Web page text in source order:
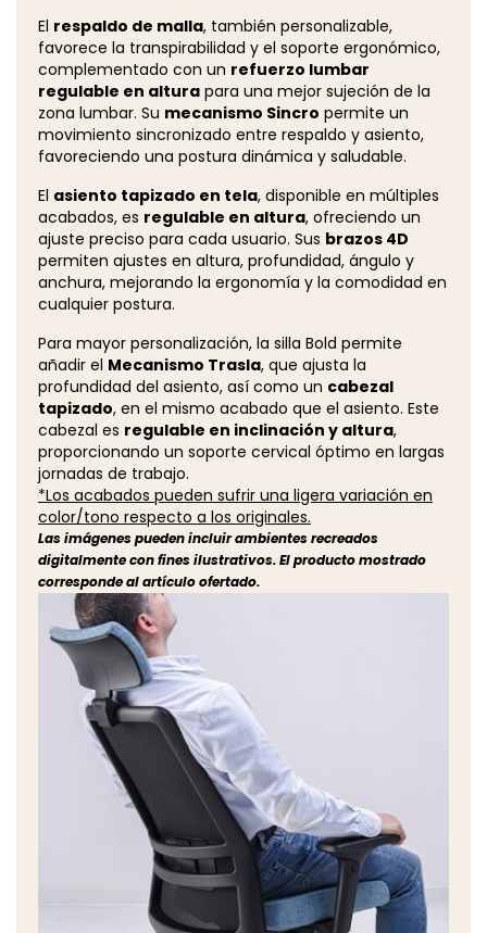
El respaldo de malla, también personalizable,
favorece la transpirabilidad y el soporte ergonómico,
complementado con un refuerzo lumbar
regulable en altura para una mejor sujeción de la
zona lumbar. Su mecanismo Sincro permite un
movimiento sincronizado entre respaldo y asiento,
favoreciendo una postura dinámica y saludable.
El asiento tapizado en tela, disponible en múltiples
acabados, es regulable en altura, ofreciendo un
ajuste preciso para cada usuario. Sus brazos 4D
permiten ajustes en altura, profundidad, ángulo y
anchura, mejorando la ergonomía y la comodidad en
cualquier postura.
Para mayor personalización, la silla Bold permite
añadir el Mecanismo Trasla, que ajusta la
profundidad del asiento, así como un cabezal
tapizado, en el mismo acabado que el asiento. Este
cabezal es regulable en inclinación y altura,
proporcionando un soporte cervical óptimo en largas
jornadas de trabajo.
*Los acabados pueden sufrir una ligera variación en
color/tono respecto a los originales.
Las imágenes pueden incluir ambientes recreados
digitalmente con fines ilustrativos. El producto mostrado
corresponde al artículo ofertado.